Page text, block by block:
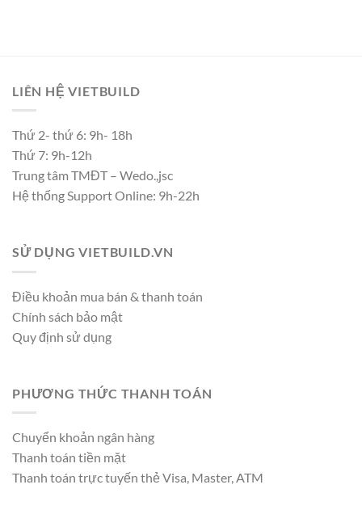
LIÊN HỆ VIETBUILD
Thứ 2- thứ 6: 9h- 18h
Thứ 7: 9h-12h
Trung tâm TMĐT – Wedo.,jsc
Hệ thống Support Online: 9h-22h
SỬ DỤNG VIETBUILD.VN
Điều khoản mua bán & thanh toán
Chính sách bảo mật
Quy định sử dụng
PHƯƠNG THỨC THANH TOÁN
Chuyển khoản ngân hàng
Thanh toán tiền mặt
Thanh toán trực tuyến thẻ Visa, Master, ATM